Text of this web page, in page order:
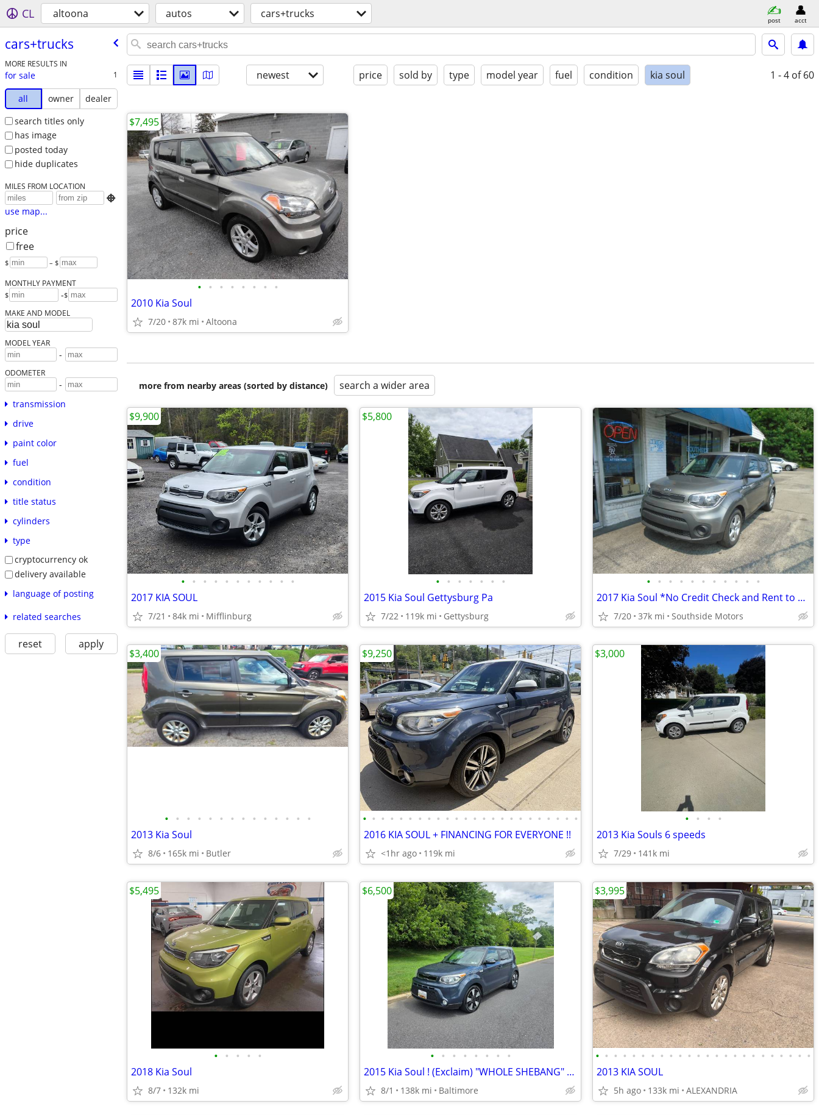
CL altoona autos cars+trucks post acct
cars+trucks
MORE RESULTS IN
for sale 1
all owner
dealer
search titles only
has image
posted today
hide duplicates
MILES FROM LOCATION

use map...
price
free
$ – $
MONTHLY PAYMENT
$ -$
MAKE AND MODEL
MODEL YEAR
-
ODOMETER
-
transmission
drive
paint color
fuel
condition
title status
cylinders
type
cryptocurrency ok
delivery available
language of posting
related searches
reset apply
newest price sold by type model year fuel condition kia soul 1 - 4 of 60
• • • • • • • •
2010 Kia Soul
7/20 87k mi Altoona
$7,495
more from nearby areas (sorted by distance) search a wider area
• • • • • • • • • • •
2017 KIA SOUL
7/21 84k mi Mifflinburg
$9,900
• • • • • • •
2015 Kia Soul Gettysburg Pa
7/22 119k mi Gettysburg
$5,800
• • • • • • • • • • •
2017 Kia Soul *No Credit Check and Rent to Own!*
7/20 37k mi Southside Motors
• • • • • • • • • • • • • •
2013 Kia Soul
8/6 165k mi Butler
$3,400
• • • • • • • • • • • • • • • • • • • • • • • •
2016 KIA SOUL + FINANCING FOR EVERYONE !!
<1hr ago 119k mi
$9,250
• • • •
2013 Kia Souls 6 speeds
7/29 141k mi
$3,000
• • • • •
2018 Kia Soul
8/7 132k mi
$5,495
• • • • • • • •
2015 Kia Soul ! (Exclaim) "WHOLE SHEBANG" PKG
8/1 138k mi Baltimore
$6,500
• • • • • • • • • • • • • • • • • • • • • • • •
2013 KIA SOUL
5h ago 133k mi ALEXANDRIA
$3,995